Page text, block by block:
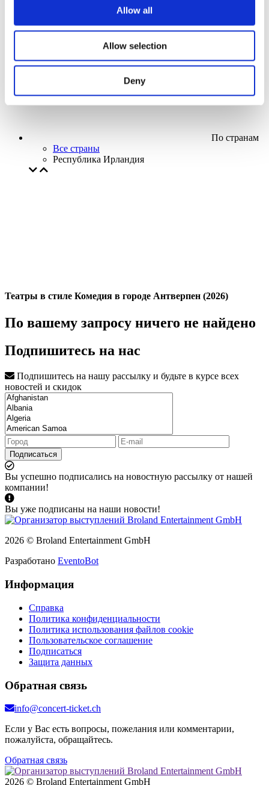
Allow all
Allow selection
Deny
Наше спецпредложение
Применить
По странам
Все страны
Республика Ирландия
Театры в стиле Комедия в городе Антверпен (2026)
По вашему запросу ничего не найдено
Подпишитесь на нас
Подпишитесь на нашу рассылку и будьте в курсе всех
новостей и скидок
Подписаться
Вы успешно подписались на новостную рассылку от нашей
компании!
Вы уже подписаны на наши новости!
2026 © Broland Entertainment GmbH
Разработано EventoBot
Информация
Справка
Политика конфиденциальности
Политика использования файлов cookie
Пользовательское соглашение
Подписаться
Защита данных
Обратная связь
info@concert-ticket.ch
Если у Вас есть вопросы, пожелания или комментарии,
пожалуйста, обращайтесь.
Обратная связь
2026 © Broland Entertainment GmbH